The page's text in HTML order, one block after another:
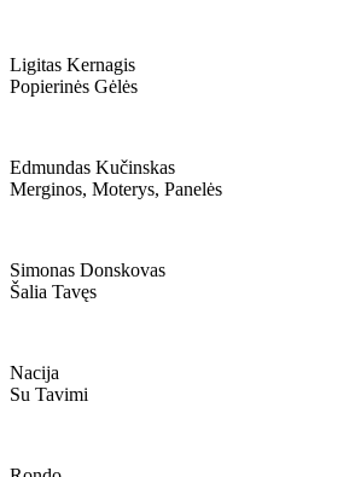
Ligitas Kernagis
Popierinės Gėlės
Edmundas Kučinskas
Merginos, Moterys, Panelės
Simonas Donskovas
Šalia Tavęs
Nacija
Su Tavimi